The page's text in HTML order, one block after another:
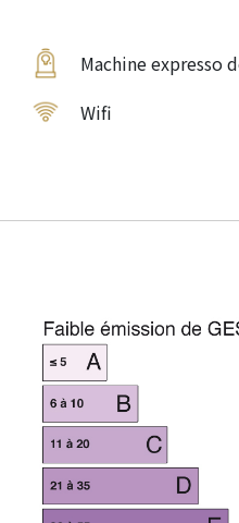
Machine expresso
Wifi